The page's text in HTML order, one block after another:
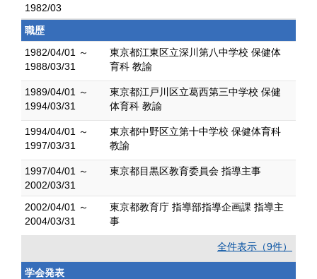
1982/03
職歴
1982/04/01 ～
1988/03/31
東京都江東区立深川第八中学校 保健体
育科 教諭
1989/04/01 ～
1994/03/31
東京都江戸川区立葛西第三中学校 保健
体育科 教諭
1994/04/01 ～
1997/03/31
東京都中野区立第十中学校 保健体育科
教諭
1997/04/01 ～
2002/03/31
東京都目黒区教育委員会 指導主事
2002/04/01 ～
2004/03/31
東京都教育庁 指導部指導企画課 指導主
事
全件表示（9件）
学会発表